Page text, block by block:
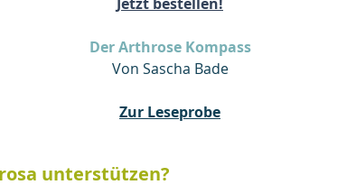
Der Arthrose Kompass
Von Sascha Bade
Zur Leseprobe
unterstützen?